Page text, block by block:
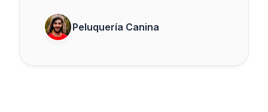
Peluquería Canina